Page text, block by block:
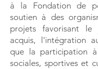
à la Fondation de
soutien à des
projets favorisant le
acquis, l'intégration
que la participation
sociales, sportives et